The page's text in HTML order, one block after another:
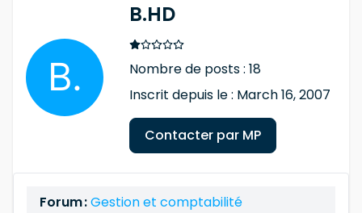
B.HD
Nombre de posts : 18
Inscrit depuis le : March 16, 2007
Contacter par MP
Forum :Gestion et comptabilité